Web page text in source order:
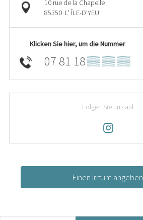
10 rue de la Chapelle
85350 L' ÎLE-D'YEU
Klicken Sie hier, um die Nummer
07 81 18▒▒ ▒▒ ▒▒
Folgen Sie uns auf
Einen Irrtum angeben